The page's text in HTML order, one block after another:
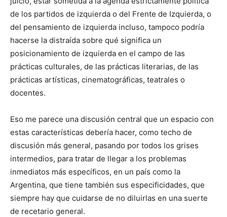
de los partidos de izquierda o del Frente de Izquierda, o
del pensamiento de izquierda incluso, tampoco podría
hacerse la distraída sobre qué significa un
posicionamiento de izquierda en el campo de las
prácticas culturales, de las prácticas literarias, de las
prácticas artísticas, cinematográficas, teatrales o
docentes.
Eso me parece una discusión central que un espacio con
estas características debería hacer, como techo de
discusión más general, pasando por todos los grises
intermedios, para tratar de llegar a los problemas
inmediatos más específicos, en un país como la
Argentina, que tiene también sus especificidades, que
siempre hay que cuidarse de no diluirlas en una suerte
de recetario general.